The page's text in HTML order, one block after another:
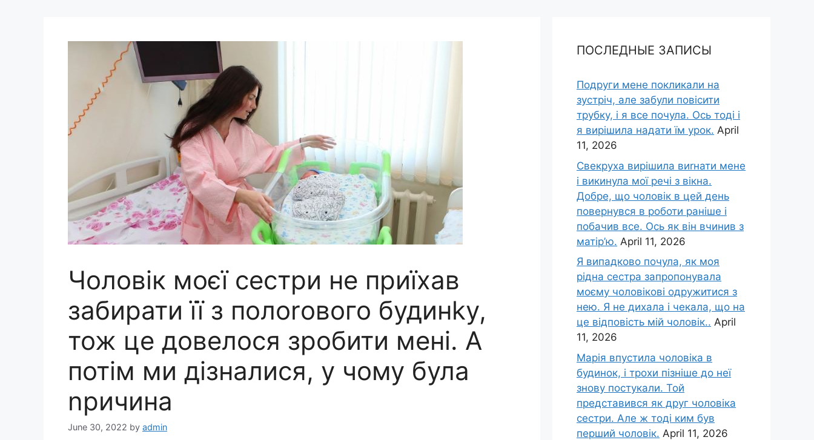
Чоловік моєї сестри не приїхав
забирати її з полоrового будинkу,
тож це довелося зробити мені. А
потім ми дізналися, у чому була
nричина
June 30, 2022 by admin
ПОСЛЕДНЫЕ ЗАПИСЫ
Подруги мене покликали на
зустріч, але забули повісити
трубку, і я все почула. Ось тоді і
я вирішила надати їм урок. April
11, 2026
Свекруха вирішила виrнати мене
і викинула мої речі з вікна.
Добре, що чоловік в цей день
повернувся в роботи раніше і
побачив все. Ось як він вчинив з
матір’ю. April 11, 2026
Я випадково почула, як моя
рідна сестра запропонувала
моєму чоловікові одружитися з
нею. Я не дихала і чекала, що на
це відповість мій чоловік.. April
11, 2026
Марія впустила чоловіка в
будинок, і трохи пізніше до неї
знову постукали. Той
представився як друг чоловіка
сестри. Але ж тоді ким був
перший чоловік. April 11, 2026